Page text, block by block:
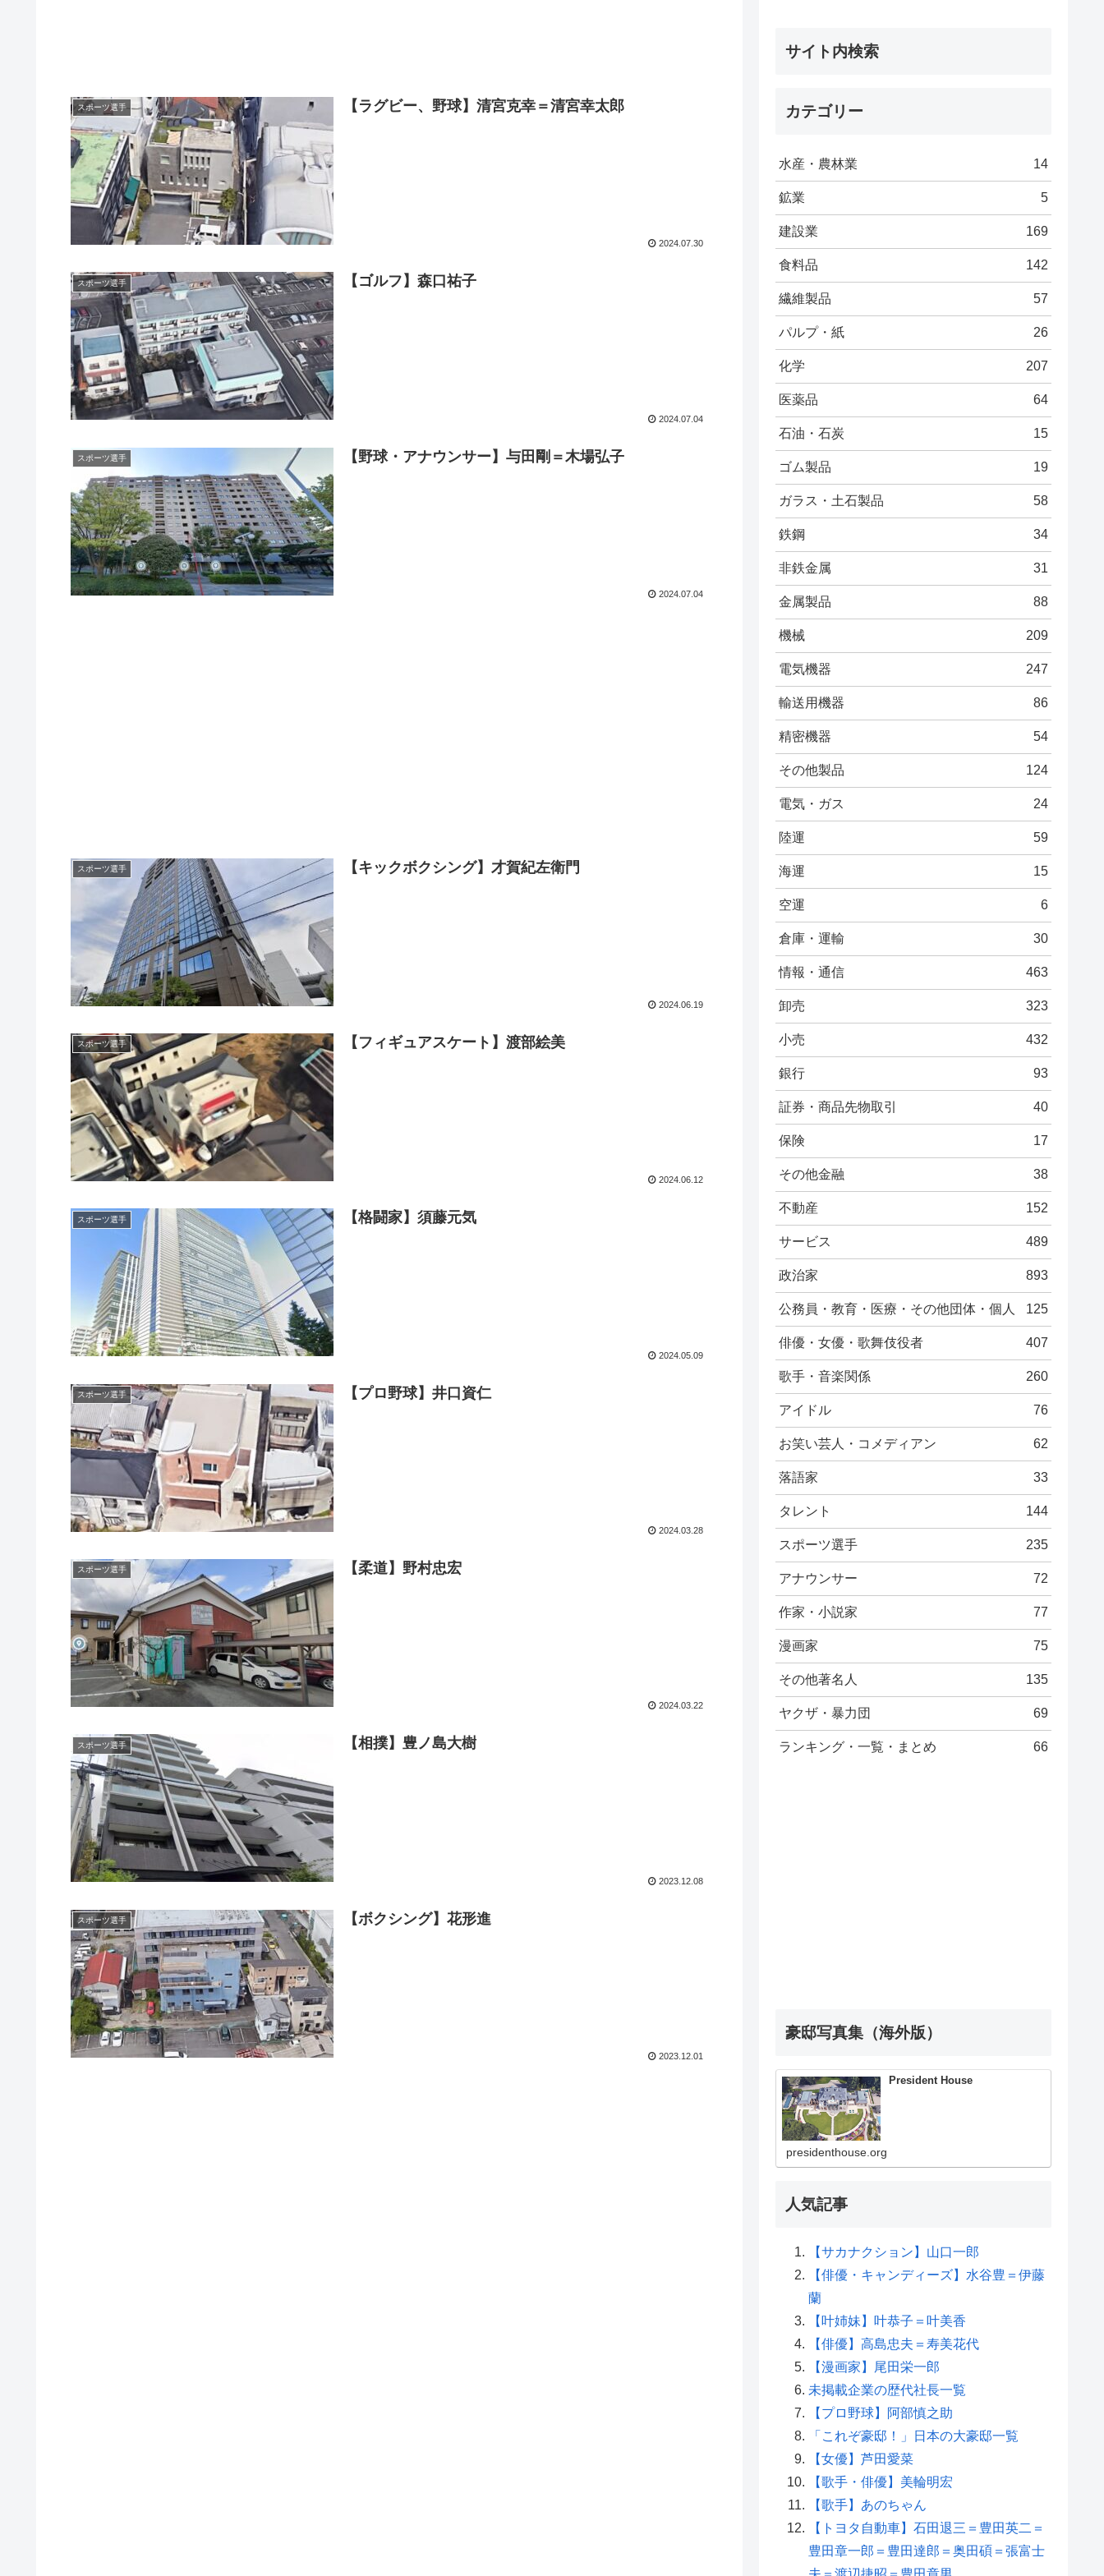
スポーツ選手 【ラグビー、野球】清宮克幸＝清宮幸太郎
2024.07.30
スポーツ選手 【ゴルフ】森口祐子
2024.07.04
スポーツ選手 【野球・アナウンサー】与田剛＝木場弘子
2024.07.04
スポーツ選手 【キックボクシング】才賀紀左衛門
2024.06.19
スポーツ選手 【フィギュアスケート】渡部絵美
2024.06.12
スポーツ選手 【格闘家】須藤元気
2024.05.09
スポーツ選手 【プロ野球】井口資仁
2024.03.28
スポーツ選手 【柔道】野村忠宏
2024.03.22
スポーツ選手 【相撲】豊ノ島大樹
2023.12.08
スポーツ選手 【ボクシング】花形進
2023.12.01
サイト内検索
カテゴリー
水産・農林業 14
鉱業 5
建設業 169
食料品 142
繊維製品 57
パルプ・紙 26
化学 207
医薬品 64
石油・石炭 15
ゴム製品 19
ガラス・土石製品 58
鉄鋼 34
非鉄金属 31
金属製品 88
機械 209
電気機器 247
輸送用機器 86
精密機器 54
その他製品 124
電気・ガス 24
陸運 59
海運 15
空運 6
倉庫・運輸 30
情報・通信 463
卸売 323
小売 432
銀行 93
証券・商品先物取引 40
保険 17
その他金融 38
不動産 152
サービス 489
政治家 893
公務員・教育・医療・その他団体・個人 125
俳優・女優・歌舞伎役者 407
歌手・音楽関係 260
アイドル 76
お笑い芸人・コメディアン 62
落語家 33
タレント 144
スポーツ選手 235
アナウンサー 72
作家・小説家 77
漫画家 75
その他著名人 135
ヤクザ・暴力団 69
ランキング・一覧・まとめ 66
豪邸写真集（海外版）
President House
presidenthouse.org
人気記事
【サカナクション】山口一郎
【俳優・キャンディーズ】水谷豊＝伊藤
蘭
【叶姉妹】叶恭子＝叶美香
【俳優】高島忠夫＝寿美花代
【漫画家】尾田栄一郎
未掲載企業の歴代社長一覧
【プロ野球】阿部慎之助
「これぞ豪邸！」日本の大豪邸一覧
【女優】芦田愛菜
【歌手・俳優】美輪明宏
【歌手】あのちゃん
【トヨタ自動車】石田退三＝豊田英二＝
豊田章一郎＝豊田達郎＝奥田碩＝張富士